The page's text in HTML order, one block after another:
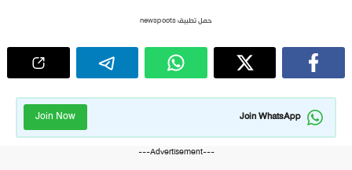
حمل تطبيق newspoots
Join WhatsApp
Join Now
---Advertisement---